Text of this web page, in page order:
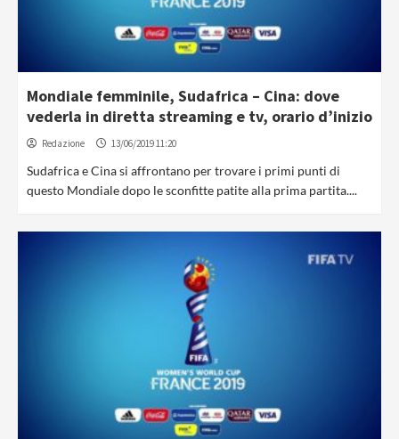
Mondiale femminile, Sudafrica – Cina: dove
vederla in diretta streaming e tv, orario d’inizio
Redazione 13/06/2019 11:20
Sudafrica e Cina si affrontano per trovare i primi punti di
questo Mondiale dopo le sconfitte patite alla prima partita....